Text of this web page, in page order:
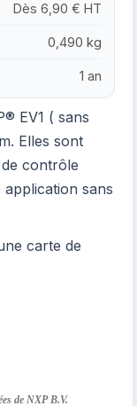
Dès 6,90 € HT
0,490 kg
1 an
EV1 ( sans
Elles sont
contrôle
sans
carte de
de NXP B.V.